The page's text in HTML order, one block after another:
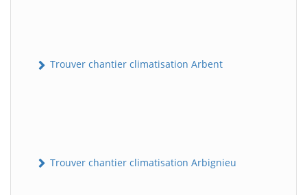
Trouver chantier climatisation Arbent
Trouver chantier climatisation Arbignieu